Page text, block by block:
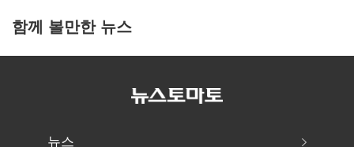
함께 볼만한 뉴스
뉴스